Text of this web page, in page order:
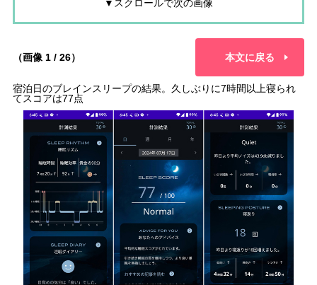
▼スクロールで次の画像
（画像 1 / 26） 本文に戻る
宿泊日のブレインスリープの結果。久しぶりに7時間以上寝られ
てスコアは77点